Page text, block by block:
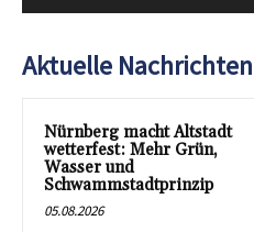
Aktuelle Nachrichten
Nürnberg macht Altstadt
wetterfest: Mehr Grün,
Wasser und
Schwammstadtprinzip
05.08.2026